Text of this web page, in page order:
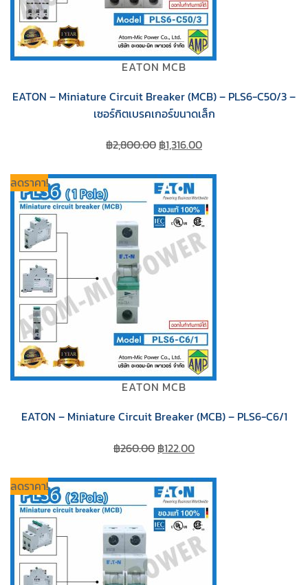
EATON MCB
EATON – Miniature Circuit Breaker (MCB) – PLS6-C50/3 –
เซอร์กิตเบรคเกอร์ขนาดเล็ก
฿2,800.00 Original
was:
฿2,800.00.
฿1,316.00Current
is:
฿1,316.00.
ลดราคา!
EATON MCB
EATON – Miniature Circuit Breaker (MCB) – PLS6-C6/1
฿260.00 Original
was:
฿260.00.
฿122.00Current
is:
฿122.00.
ลดราคา!